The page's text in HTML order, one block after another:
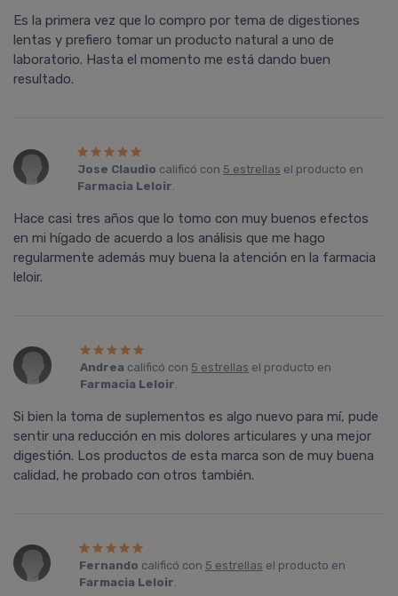
Es la primera vez que lo compro por tema de digestiones
lentas y prefiero tomar un producto natural a uno de
laboratorio. Hasta el momento me está dando buen
resultado.
Jose Claudio calificó con 5 estrellas el producto en
Farmacia Leloir.
Hace casi tres años que lo tomo con muy buenos efectos
en mi hígado de acuerdo a los análisis que me hago
regularmente además muy buena la atención en la farmacia
leloir.
Andrea calificó con 5 estrellas el producto en
Farmacia Leloir.
Si bien la toma de suplementos es algo nuevo para mí, pude
sentir una reducción en mis dolores articulares y una mejor
digestión. Los productos de esta marca son de muy buena
calidad, he probado con otros también.
Fernando calificó con 5 estrellas el producto en
Farmacia Leloir.